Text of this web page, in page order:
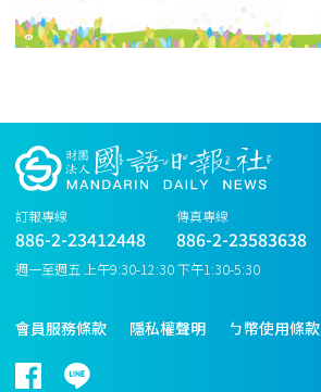
訂報專線
886-2-23412448
傳真專線
886-2-23583638
週一至週五 上午9:30-12:30 下午1:30-5:30
會員服務條款 隱私權聲明 ㄅ幣使用條款